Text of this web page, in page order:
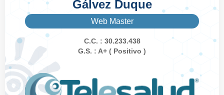
Gálvez Duque
Web Master
C.C. : 30.233.438
G.S. : A+ ( Positivo )